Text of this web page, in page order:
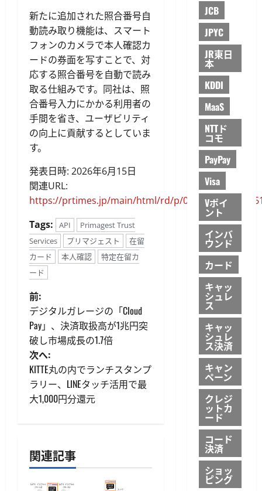
新たに追加された照合番号自
動読み取り機能は、スマート
フォンのカメラで本人確認カ
ードの券面を写すことで、対
応する照合番号を自動で読み
取る仕組みです。同社は、照
合番号入力にかかる利用者の
手間を省き、ユーザビリティ
の向上に貢献するとしていま
す。
発表日時: 2026年6月15日
関連URL:
https://prtimes.jp/main/html/rd/p/
Tags:
API
Primagest Trust
Services
プリマジェスト
在留
カード
本人確認
特定在留カ
ード
投
稿
ナ
ビ
ゲ
シ
ョ
前:
デジタルガレージの「Cloud
Pay」、決済取扱高が1兆円突
破し市場成長の1.7倍
次へ:
KITTE丸の内でランチスタンプ
ラリー、LINEタッチ活用で最
大1,000円分還元
関連記事
JCB
JPYC
JR東日
本
KDDI
MaaS
NTTド
コモ
PayPay
Visa
Vポイ
ント
インバ
ウンド
カード
キャッ
シュレ
ス
キャッ
シュレ
ス決済
キャン
ペーン
クレジ
ットカ
ード
コード
決済
ショッ
ピング